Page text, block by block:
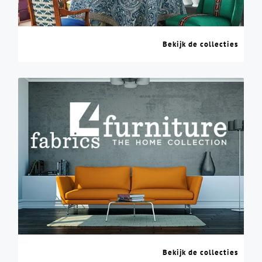
Bekijk de collecties
Bekijk de collecties